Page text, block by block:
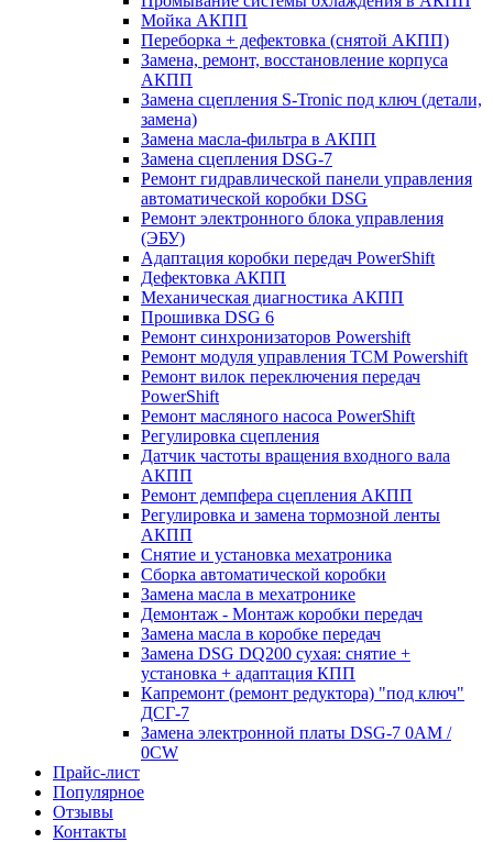
Мойка АКПП
Переборка + дефектовка (снятой АКПП)
Замена, ремонт, восстановление корпуса
АКПП
Замена сцепления S-Tronic под ключ (детали,
замена)
Замена масла-фильтра в АКПП
Замена сцепления DSG-7
Ремонт гидравлической панели управления
автоматической коробки DSG
Ремонт электронного блока управления
(ЭБУ)
Адаптация коробки передач PowerShift
Дефектовка АКПП
Механическая диагностика АКПП
Прошивка DSG 6
Ремонт синхронизаторов Powershift
Ремонт модуля управления TCM Powershift
Ремонт вилок переключения передач
PowerShift
Ремонт масляного насоса PowerShift
Регулировка сцепления
Датчик частоты вращения входного вала
АКПП
Ремонт демпфера сцепления АКПП
Регулировка и замена тормозной ленты
АКПП
Снятие и установка мехатроника
Сборка автоматической коробки
Замена масла в мехатронике
Демонтаж - Монтаж коробки передач
Замена масла в коробке передач
Замена DSG DQ200 сухая: снятие +
установка + адаптация КПП
Капремонт (ремонт редуктора) "под ключ"
ДСГ-7
Замена электронной платы DSG-7 0AM /
0CW
Прайс-лист
Популярное
Отзывы
Контакты